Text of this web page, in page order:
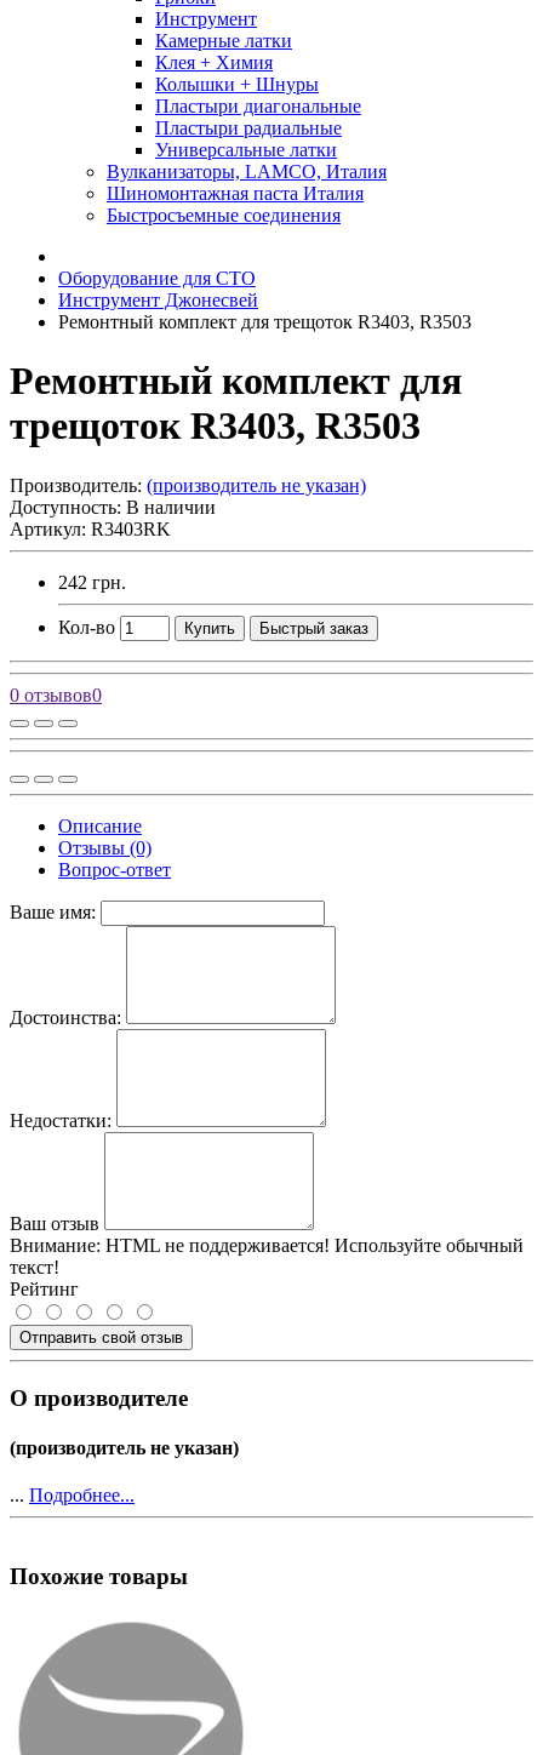
Инструмент
Камерные латки
Клея + Химия
Колышки + Шнуры
Пластыри диагональные
Пластыри радиальные
Универсальные латки
Вулканизаторы, LAMCO, Италия
Шиномонтажная паста Италия
Быстросъемные соединения
Оборудование для СТО
Инструмент Джонесвей
Ремонтный комплект для трещоток R3403, R3503
Ремонтный комплект для
трещоток R3403, R3503
Производитель: (производитель не указан)
Доступность: В наличии
Артикул: R3403RK
242 грн.
Кол-во Купить Быстрый заказ
0 отзывов0
Описание
Отзывы (0)
Вопрос-ответ
Ваше имя:
Достоинства:
Недостатки:
Ваш отзыв
Внимание: HTML не поддерживается! Используйте обычный
текст!
Рейтинг
Отправить свой отзыв
О производителе
(производитель не указан)
... Подробнее...
Похожие товары